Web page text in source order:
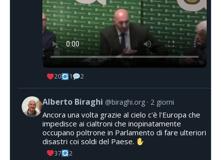
20 1 2
Alberto Biraghi @biraghi.org 2 giorni
Ancora una volta grazie al cielo c'è l'Europa che
impedisce ai cialtroni che inopinatamente
occupano poltrone in Parlamento di fare ulteriori
disastri coi soldi del Paese.
37 2